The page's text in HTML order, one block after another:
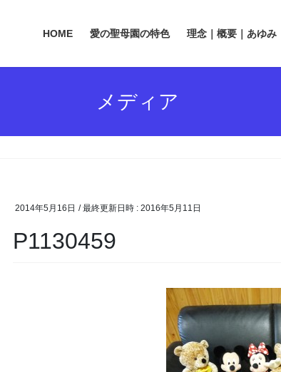
HOME 愛の聖母園の特色 理念｜概要｜あゆみ
メディア
2014年5月16日 / 最終更新日時 : 2016年5月11日
P1130459